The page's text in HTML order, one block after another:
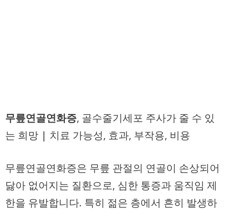
무릎연골연화증, 골수줄기세포 주사가 줄 수 있
는 희망 | 치료 가능성, 효과, 부작용, 비용
무릎연골연화증은 무릎 관절의 연골이 손상되어
닳아 없어지는 질환으로, 심한 통증과 움직임 제
한을 유발합니다. 특히 젊은 층에서 흔히 발생하